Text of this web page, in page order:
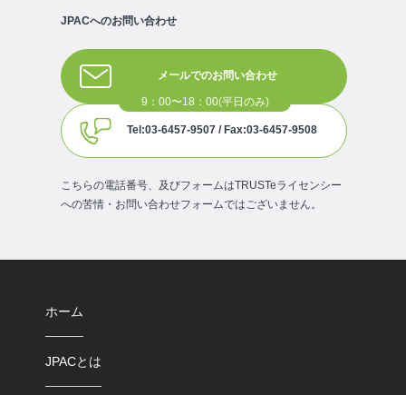
JPACへのお問い合わせ
メールでのお問い合わせ
Tel:03-6457-9507 / Fax:03-6457-9508
こちらの電話番号、及びフォームはTRUSTeライセンシー
への苦情・お問い合わせフォームではございません。
ホーム
JPACとは